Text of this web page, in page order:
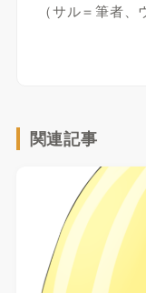
（サル＝筆者
関連記事